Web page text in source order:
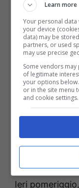
Facebook (Foto:
Ieri
Learn more
Your personal
your device
data) may be
partners, or used
may use precise
Some vendors
of legitimate
your options
or in the site menu
and cookie settings.